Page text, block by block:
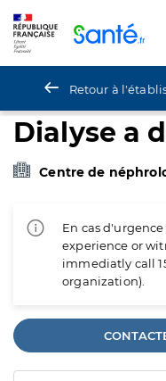
Retour à
Dialyse a
Centre de
En cas d'urgence
experience or
immediatly call
organization).